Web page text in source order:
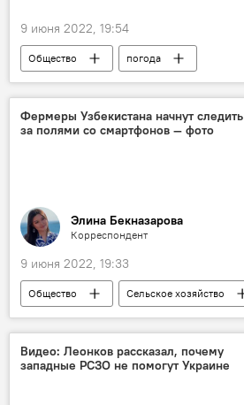
9 июня 2022, 19:54
Общество погода
Фермеры Узбекистана начнут следить
за полями со смартфонов — фото
Элина Бекназарова
Корреспондент
9 июня 2022, 19:33
Общество
Сельское хозяйство
фермер
Узбекистан
поля
смартфон
Видео: Леонков рассказал, почему
западные РСЗО не помогут Украине